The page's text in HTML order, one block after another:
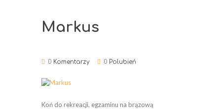
Markus
0 Komentarzy 0 Polubień
Koń do rekreacji, egzaminu na brązową